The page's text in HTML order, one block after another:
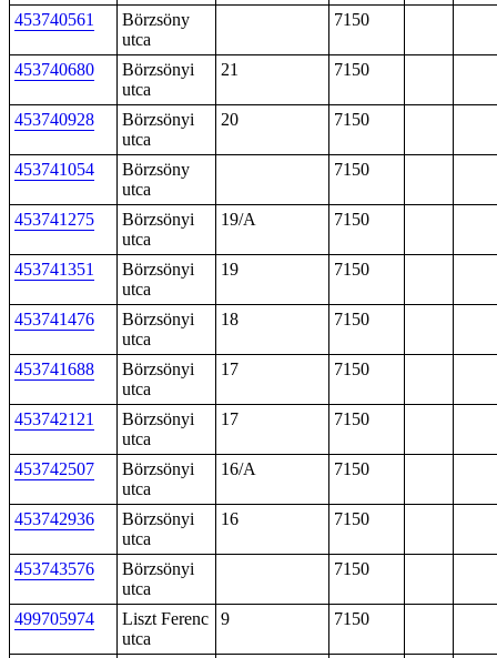
453740561
Börzsöny
utca
7150
453740680
Börzsönyi
utca
21 7150
453740928
Börzsönyi
utca
20 7150
453741054
Börzsöny
utca
7150
453741275
Börzsönyi
utca
19/A 7150
453741351
Börzsönyi
utca
19 7150
453741476
Börzsönyi
utca
18 7150
453741688
Börzsönyi
utca
17 7150
453742121
Börzsönyi
utca
17 7150
453742507
Börzsönyi
utca
16/A 7150
453742936
Börzsönyi
utca
16 7150
453743576
Börzsönyi
utca
7150
499705974
Liszt Ferenc
utca
9 7150